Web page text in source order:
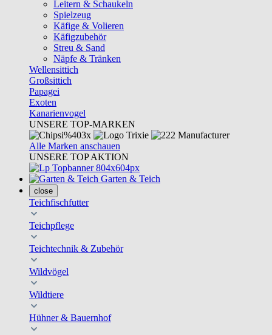
Leitern & Schaukeln
Spielzeug
Käfige & Volieren
Käfigzubehör
Streu & Sand
Näpfe & Tränken
Wellensittich
Großsittich
Papagei
Exoten
Kanarienvogel
UNSERE TOP-MARKEN
Alle Marken anschauen
UNSERE TOP AKTION
Garten & Teich
close
Teichfischfutter
Teichpflege
Teichtechnik & Zubehör
Wildvögel
Wildtiere
Hühner & Bauernhof